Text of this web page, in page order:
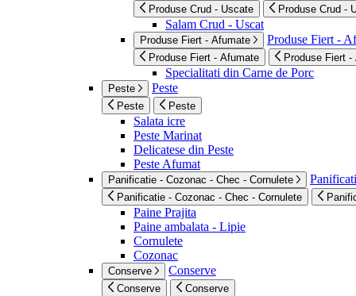
Produse Crud - Uscate Produse Crud -
Salam Crud - Uscat
Produse Fiert - Afumate Produse Fiert -
Produse Fiert - Afumate Produse Fiert -
Specialitati din Carne de Porc
Peste Peste
Peste Peste
Salata icre
Peste Marinat
Delicatese din Peste
Peste Afumat
Panificatie - Cozonac - Chec - Cornulete
Panificatie - Cozonac - Chec - Cornulete
Paine Prajita
Paine ambalata - Lipie
Cornulete
Cozonac
Conserve Conserve
Conserve Conserve